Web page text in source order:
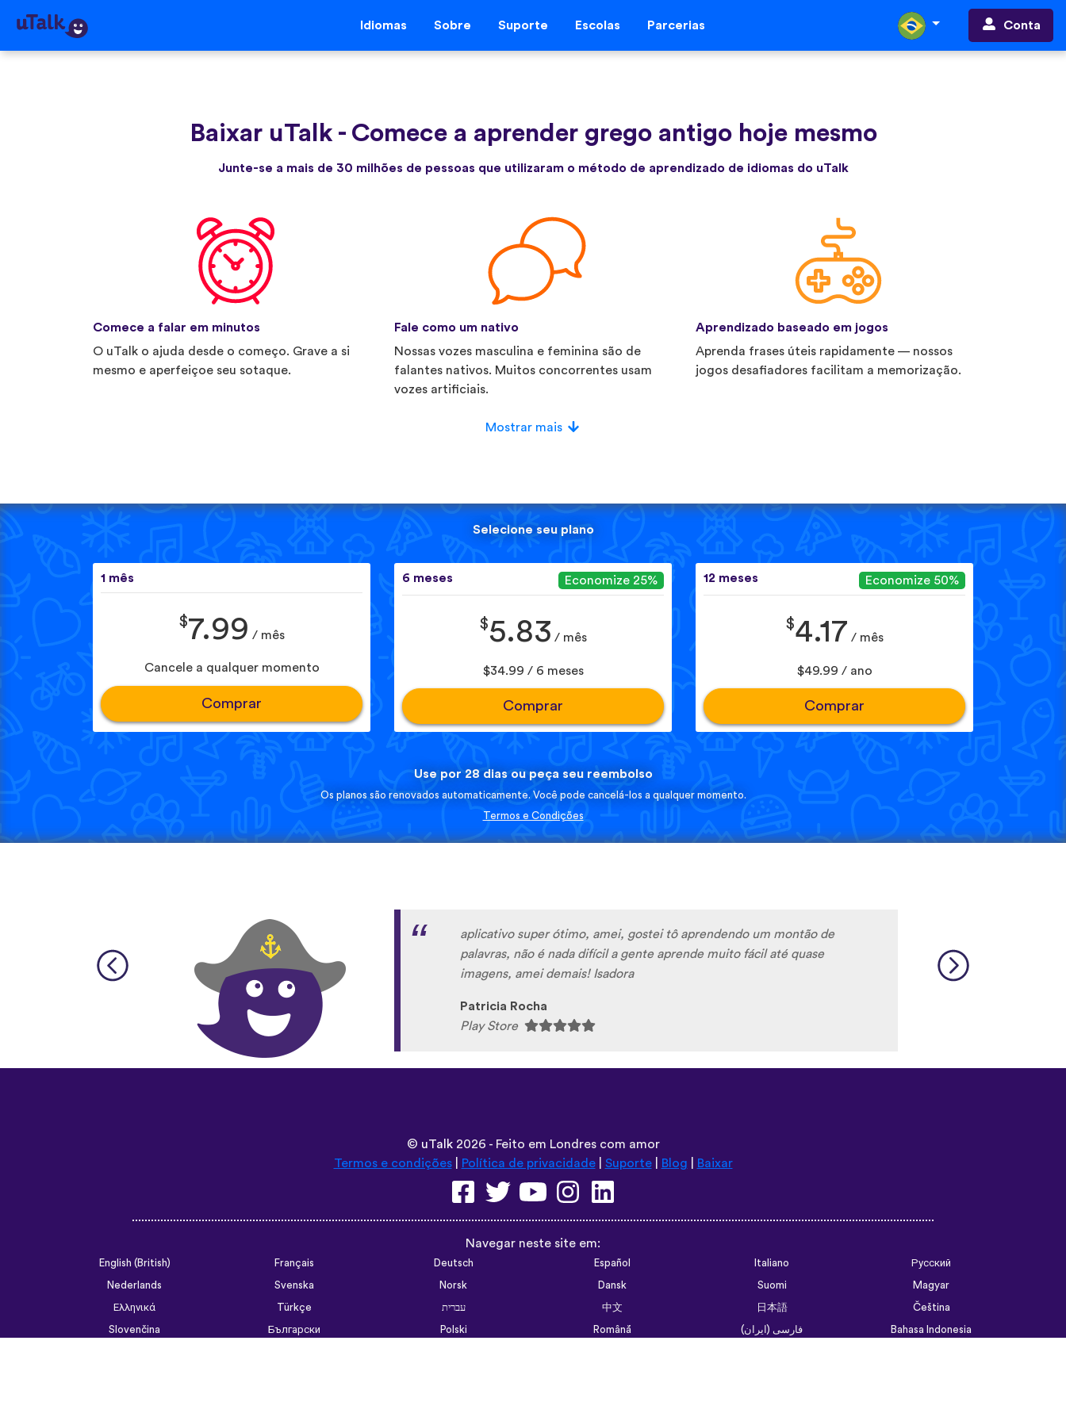
Idiomas Sobre Suporte Escolas Parcerias Conta
Baixar uTalk - Comece a aprender grego antigo hoje mesmo
Junte-se a mais de 30 milhões de pessoas que utilizaram o método de aprendizado de idiomas do uTalk
Comece a falar em minutos
O uTalk o ajuda desde o começo. Grave a si
mesmo e aperfeiçoe seu sotaque.
Fale como um nativo
Nossas vozes masculina e feminina são de
falantes nativos. Muitos concorrentes usam
vozes artificiais.
Aprendizado baseado em jogos
Aprenda frases úteis rapidamente — nossos
jogos desafiadores facilitam a memorização.
Mostrar mais
Selecione seu plano
1 mês
$7.99 / mês
Cancele a qualquer momento
Comprar
6 meses Economize 25%
$5.83 / mês
$34.99 / 6 meses
Comprar
12 meses Economize 50%
$4.17 / mês
$49.99 / ano
Comprar
Use por 28 dias ou peça seu reembolso
Os planos são renovados automaticamente. Você pode cancelá-los a qualquer momento.
Termos e Condições
aplicativo super ótimo, amei, gostei tô aprendendo um montão de
palavras, não é nada difícil a gente aprende muito fácil até quase
imagens, amei demais! Isadora
Patricia Rocha
Play Store
© uTalk2026 - Feito em Londres com amor
Termos e condições| Política de privacidade| Suporte| Blog Baixar
Navegar neste site em:
English (British) Français Deutsch Español Italiano
Русский
Nederlands
Svenska Norsk Dansk Suomi
Magyar
Ελληνικά
Türkçe עברית 中文 日本語
Čeština
Slovenčina
Български Polski Română فارسی (ایران)
Bahasa Indonesia